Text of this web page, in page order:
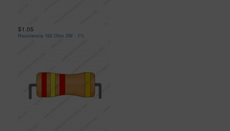
$1.05
Resistencia 160 Ohm 2W - 1%